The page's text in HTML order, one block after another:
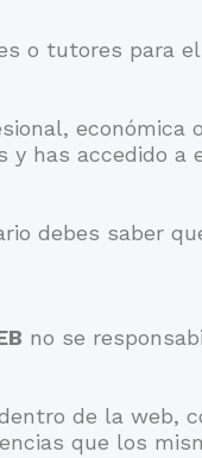
o tutores para
económica
has accedido
debes saber
no se
de la web,
que los